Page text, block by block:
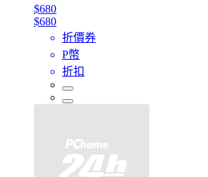
$680
$680
折價券
P幣
折扣